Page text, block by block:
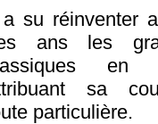
su réinventer
ans les
en
sa
particulière.